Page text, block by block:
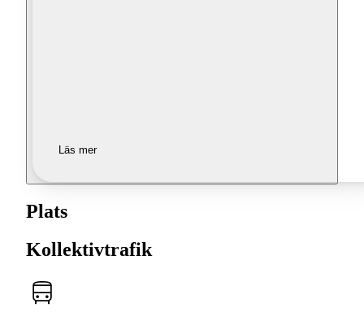
Läs mer
Plats
Kollektivtrafik